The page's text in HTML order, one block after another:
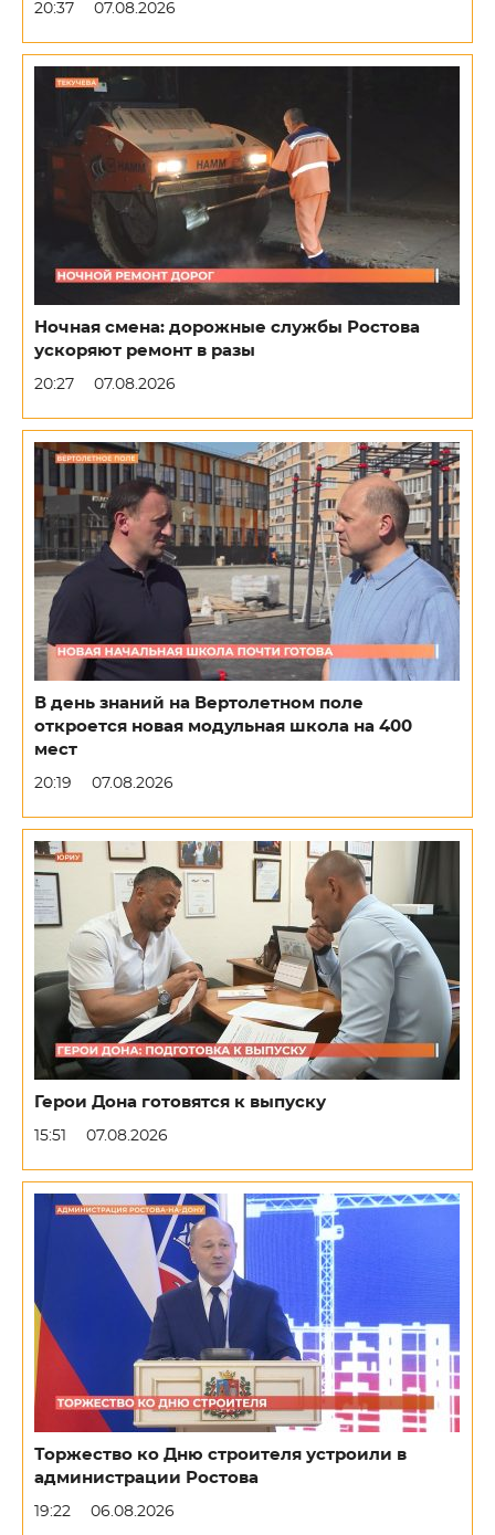
20:37 07.08.2026
Ночная смена: дорожные службы Ростова
ускоряют ремонт в разы
20:27 07.08.2026
В день знаний на Вертолетном поле
откроется новая модульная школа на 400
мест
20:19 07.08.2026
Герои Дона готовятся к выпуску
15:51 07.08.2026
Торжество ко Дню строителя устроили в
администрации Ростова
19:22 06.08.2026